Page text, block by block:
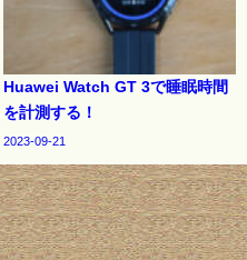
Huawei Watch GT 3で睡眠時間
を計測する！
2023-09-21